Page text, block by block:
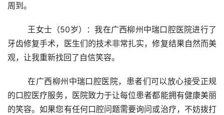
周到。
牙齿修复手术，医生们的技术非常扎实，修复结果自然而美
观，让我重新找回了自信笑容。
	在广西柳州中瑞口腔医院，患者们可以放心接受正规
的口腔医疗服务，医院致力于让每位患者都能拥有健康美丽
的笑容。如果您有任何口腔问题需要询问或治疗，不妨拨打